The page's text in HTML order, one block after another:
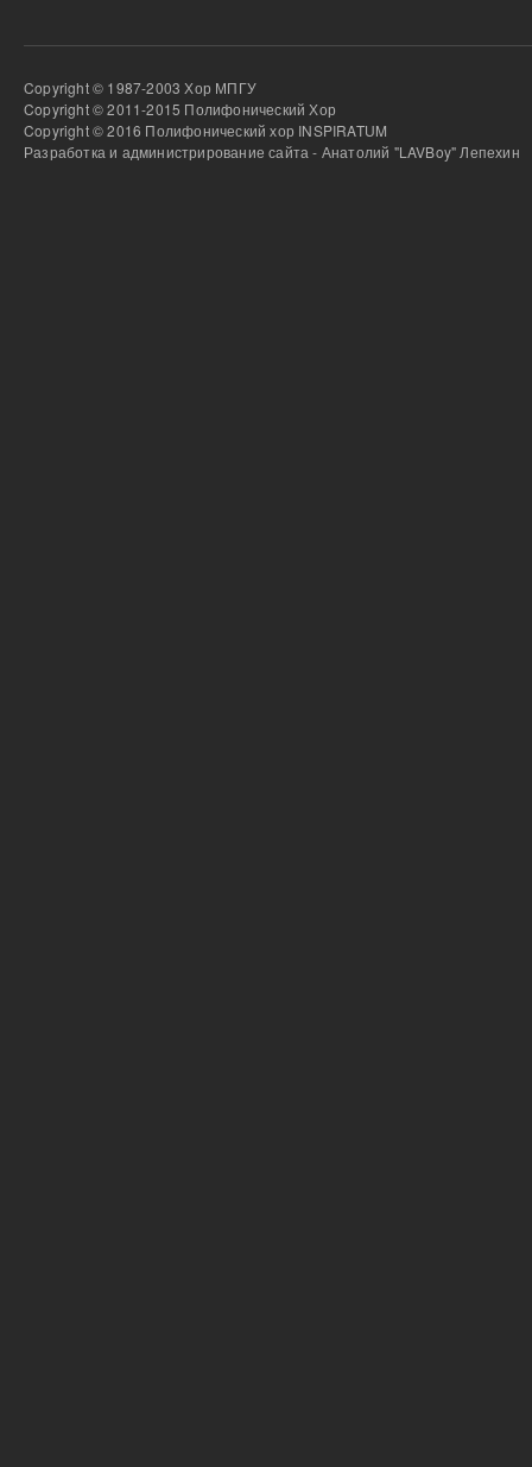
Copyright © 1987-2003 Хор МПГУ
Copyright © 2011-2015 Полифонический Хор
Copyright © 2016 Полифонический хор INSPIRATUM
Разработка и администрирование сайта - Анатолий "LAVBoy" Лепехин